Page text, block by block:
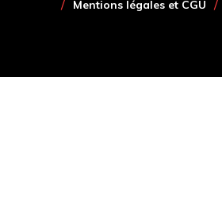
Mentions légales et CGU